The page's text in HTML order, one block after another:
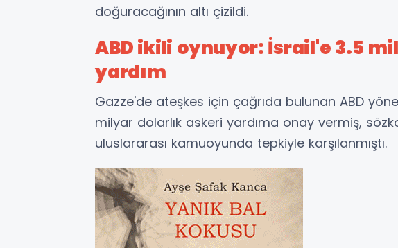
doğuracağının altı çizildi.
ABD ikili oynuyor: İsrail'e 3.5
yardım
Gazze'de ateşkes için çağrıda bulunan ABD
milyar dolarlık askeri yardıma onay vermiş,
uluslararası kamuoyunda tepkiyle karşılanmıştı.